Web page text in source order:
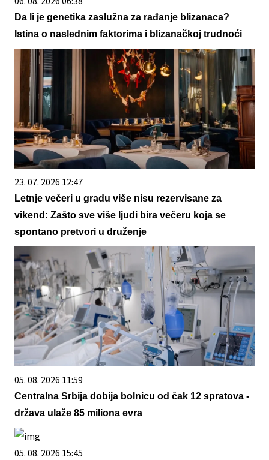
Da li je genetika zaslužna za rađanje blizanaca?
Istina o naslednim faktorima i blizanačkoj trudnoći
23. 07. 2026 12:47
Letnje večeri u gradu više nisu rezervisane za
vikend: Zašto sve više ljudi bira večeru koja se
spontano pretvori u druženje
05. 08. 2026 11:59
Centralna Srbija dobija bolnicu od čak 12 spratova -
država ulaže 85 miliona evra
05. 08. 2026 15:45